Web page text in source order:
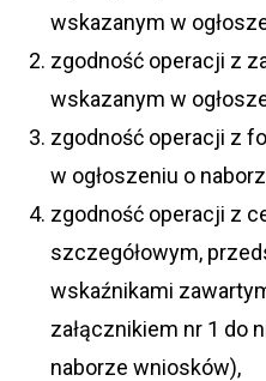
wskazanym w
zgodność operacji z
wskazanym w
zgodność operacji z
w ogłoszeniu o
zgodność operacji z
szczegółowym,
wskaźnikami
załącznikiem nr 1 do
naborze wniosków),